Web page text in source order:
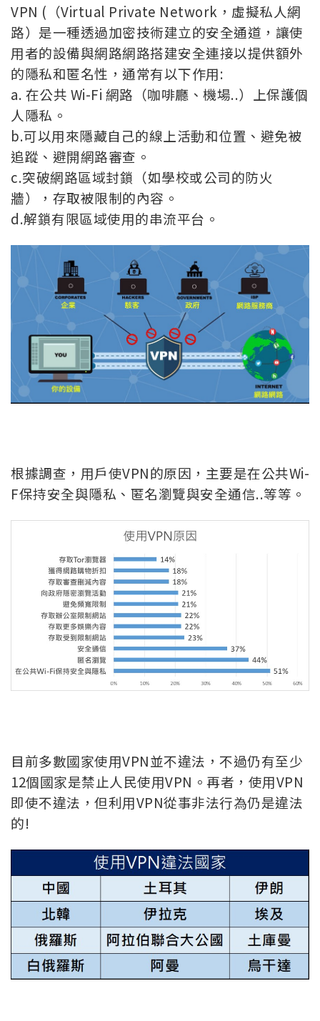
VPN (（Virtual Private Network，虛擬私人網
路）是一種透過加密技術建立的安全通道，讓使
用者的設備與網路網路搭建安全連接以提供額外
的隱私和匿名性，通常有以下作用:
a. 在公共 Wi-Fi 網路（咖啡廳、機場..）上保護個
人隱私。
b.可以用來隱藏自己的線上活動和位置、避免被
追蹤、避開網路審查。
c.突破網路區域封鎖（如學校或公司的防火
牆），存取被限制的內容。
d.解鎖有限區域使用的串流平台。
根據調查，用戶使VPN的原因，主要是在公共Wi-
F保持安全與隱私、匿名瀏覽與安全通信..等等。
目前多數國家使用VPN並不違法，不過仍有至少
12個國家是禁止人民使用VPN。再者，使用VPN
即使不違法，但利用VPN從事非法行為仍是違法
的!